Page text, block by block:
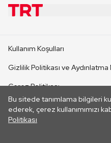
Bu sitede tanımlama bilgileri
ederek, çerez kullanımımızı
Politikası
CANLI YAYINLAR
Kullanım Koşulları
Gizlilik Politikası ve Aydınlatma
Çerez Politikası
İletişim
Her hakkı saklıdır. ©2026